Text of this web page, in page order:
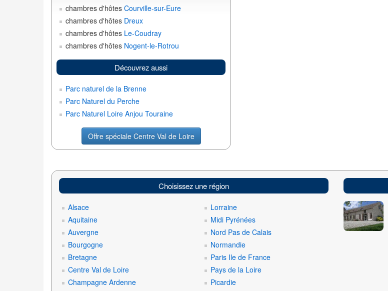
chambres d'hôtes Courville-sur-Eure
chambres d'hôtes Dreux
chambres d'hôtes Le-Coudray
chambres d'hôtes Nogent-le-Rotrou
Découvrez aussi
Parc naturel de la Brenne
Parc Naturel du Perche
Parc Naturel Loire Anjou Touraine
Offre spéciale Centre Val de Loire
Choisissez une région
Alsace
Aquitaine
Auvergne
Bourgogne
Bretagne
Centre Val de Loire
Champagne Ardenne
Lorraine
Midi Pyrénées
Nord Pas de Calais
Normandie
Paris Ile de France
Pays de la Loire
Picardie